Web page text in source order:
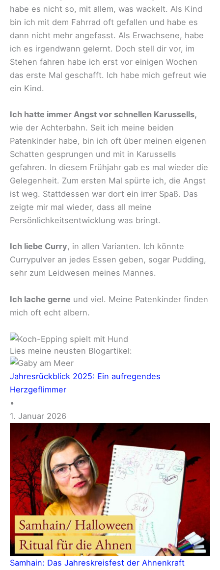
habe es nicht so, mit allem, was wackelt. Als Kind
bin ich mit dem Fahrrad oft gefallen und habe es
dann nicht mehr angefasst. Als Erwachsene, habe
ich es irgendwann gelernt. Doch stell dir vor, im
Stehen fahren habe ich erst vor einigen Wochen
das erste Mal geschafft. Ich habe mich gefreut wie
ein Kind.
Ich hatte immer Angst vor schnellen Karussells,
wie der Achterbahn. Seit ich meine beiden
Patenkinder habe, bin ich oft über meinen eigenen
Schatten gesprungen und mit in Karussells
gefahren. In diesem Frühjahr gab es mal wieder die
Gelegenheit. Zum ersten Mal spürte ich, die Angst
ist weg. Stattdessen war dort ein irrer Spaß. Das
zeigte mir mal wieder, dass all meine
Persönlichkeitsentwicklung was bringt.
Ich liebe Curry, in allen Varianten. Ich könnte
Currypulver an jedes Essen geben, sogar Pudding,
sehr zum Leidwesen meines Mannes.
Ich lache gerne und viel. Meine Patenkinder finden
mich oft echt albern.
Lies meine neusten Blogartikel:
Jahresrückblick 2025: Ein aufregendes
Herzgeflimmer
•
1. Januar 2026
Samhain: Das Jahreskreisfest der Ahnenkraft